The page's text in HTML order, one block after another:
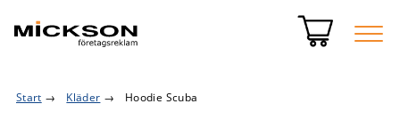
Start → Kläder → Hoodie Scuba